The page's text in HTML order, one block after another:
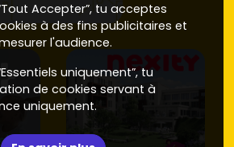
Accepter”, tu acceptes
à des fins publicitaires et
l'audience.
uniquement”, tu
de cookies servant à
uniquement.